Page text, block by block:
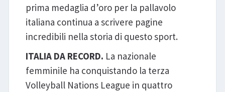
prima medaglia d’oro per la pallavolo
italiana continua a scrivere pagine
incredibili nella storia di questo sport.
ITALIA DA RECORD. La nazionale
femminile ha conquistando la terza
Volleyball Nations League in quattro